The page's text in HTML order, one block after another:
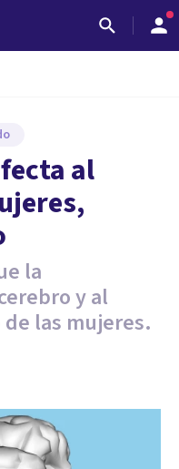
al
la
y al
las mujeres.